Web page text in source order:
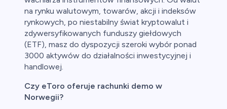
na rynku walutowym, towarów, akcji i indeksów
rynkowych, po niestabilny świat kryptowalut i
zdywersyfikowanych funduszy giełdowych
(ETF), masz do dyspozycji szeroki wybór ponad
3000 aktywów do działalności inwestycyjnej i
handlowej.
Czy eToro oferuje rachunki demo w
Norwegii?